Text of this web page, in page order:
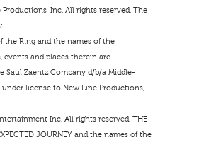
Inc. All rights reserved. The
the Ring and the names of the
events and places therein are
Saul Zaentz Company d/b/a Middle-
under license to New Line Productions,
Inc. All rights reserved. THE
JOURNEY and the names of the